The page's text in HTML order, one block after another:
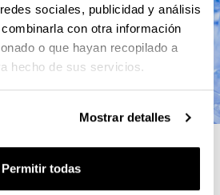
sociales, publicidad y análisis
con otra información
o que hayan recopilado a
hecho de sus servicios.
Mostrar detalles
Permitir todas
ELEGIR ESTE